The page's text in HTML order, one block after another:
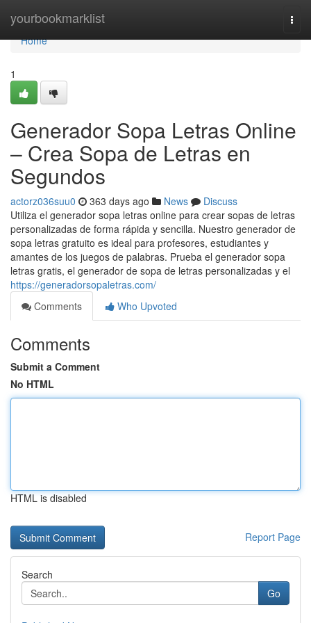
yourbookmarklist
Home
Home
1
Generador Sopa Letras Online
– Crea Sopa de Letras en
Segundos
actorz036suu0 363 days ago News
Discuss
Utiliza el generador sopa letras online para crear sopas de letras
personalizadas de forma rápida y sencilla. Nuestro generador de
sopa letras gratuito es ideal para profesores, estudiantes y
amantes de los juegos de palabras. Prueba el generador sopa
letras gratis, el generador de sopa de letras personalizadas y el
https://generadorsopaletras.com/
Comments
Who Upvoted
Comments
Submit a Comment
No HTML
HTML is disabled
Report Page
Search
Go